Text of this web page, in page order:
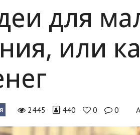
для
или
2445 440 0 0